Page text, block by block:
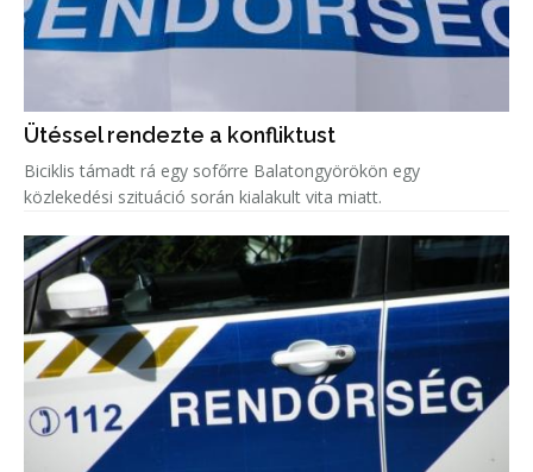
Ütéssel rendezte a konfliktust
Biciklis támadt rá egy sofőrre Balatongyörökön egy
közlekedési szituáció során kialakult vita miatt.